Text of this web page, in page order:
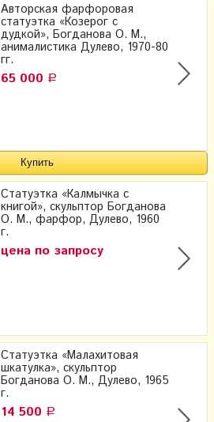
Авторская фарфоровая
статуэтка «Козерог с
дудкой», Богданова О. М.,
анималистика Дулево, 1970-80
гг.
65 000 Р
Статуэтка «Калмычка с
книгой», скульптор Богданова
О. М., фарфор, Дулево, 1960
г.
цена по запросу
Статуэтка «Малахитовая
шкатулка», скульптор
Богданова О. М., Дулево, 1965
г.
14 500 Р